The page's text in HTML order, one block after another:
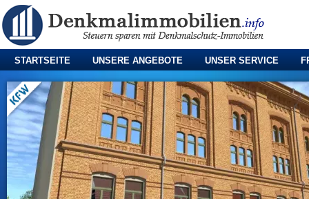
STARTSEITE UNSERE ANGEBOTE UNSER SERVICE